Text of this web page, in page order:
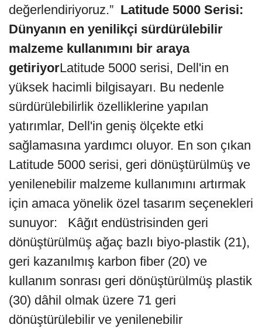
değerlendiriyoruz.” Latitude 5000 Serisi:
Dünyanın en yenilikçi sürdürülebilir
malzeme kullanımını bir araya
getiriyorLatitude 5000 serisi, Dell'in en
yüksek hacimli bilgisayarı. Bu nedenle
sürdürülebilirlik özelliklerine yapılan
yatırımlar, Dell'in geniş ölçekte etki
sağlamasına yardımcı oluyor. En son çıkan
Latitude 5000 serisi, geri dönüştürülmüş ve
yenilenebilir malzeme kullanımını artırmak
için amaca yönelik özel tasarım seçenekleri
sunuyor: Kâğıt endüstrisinden geri
dönüştürülmüş ağaç bazlı biyo-plastik (21),
geri kazanılmış karbon fiber (20) ve
kullanım sonrası geri dönüştürülmüş plastik
(30) dâhil olmak üzere 71 geri
dönüştürülebilir ve yenilenebilir